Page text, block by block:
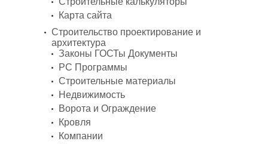
Карта сайта
Строительство проектирование и
архитектура
Законы ГОСТы Документы
PC Программы
Строительные материалы
Недвижимость
Ворота и Ограждение
Кровля
Компании